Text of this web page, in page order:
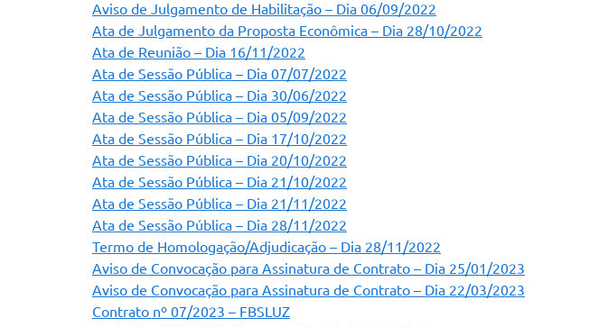
Aviso de Julgamento de Habilitação – Dia 06/09/2022
Ata de Julgamento da Proposta Econômica – Dia 28/10/2022
Ata de Reunião – Dia 16/11/2022
Ata de Sessão Pública – Dia 07/07/2022
Ata de Sessão Pública – Dia 30/06/2022
Ata de Sessão Pública – Dia 05/09/2022
Ata de Sessão Pública – Dia 17/10/2022
Ata de Sessão Pública – Dia 20/10/2022
Ata de Sessão Pública – Dia 21/10/2022
Ata de Sessão Pública – Dia 21/11/2022
Ata de Sessão Pública – Dia 28/11/2022
Termo de Homologação/Adjudicação – Dia 28/11/2022
Aviso de Convocação para Assinatura de Contrato – Dia 25/01/2023
Aviso de Convocação para Assinatura de Contrato – Dia 22/03/2023
Contrato nº 07/2023 – FBSLUZ